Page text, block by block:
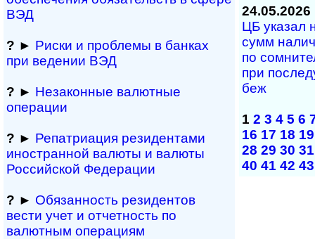
ВЭД
? ► Риски и проблемы в банках
при ведении ВЭД
? ► Незаконные валютные
операции
? ► Репатриация ре­зи­ден­та­ми
иностранной ва­лю­ты и валюты
Рос­сий­ской Федерации
? ► Обязанность резиден­тов
вести учет и отчетность по
валютным операциям
24.05.2026
ЦБ указал
сумм
по
при
беж
1 2 3 4 5 6
16 17 18 19
28 29 30 31
40 41 42 43